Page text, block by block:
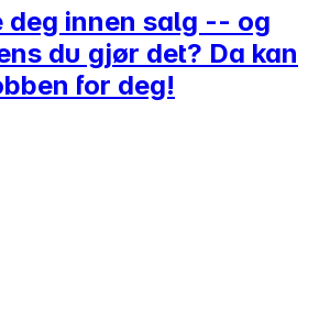
deg innen salg -- og
du gjør det? Da kan
for deg!